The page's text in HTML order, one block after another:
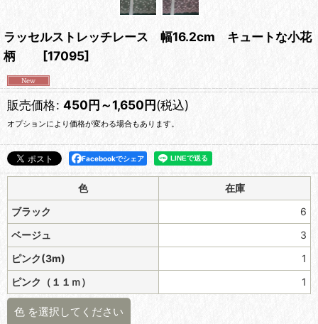
ラッセルストレッチレース 幅16.2cm キュートな小花
柄
[17095]
販売価格: 450円～1,650円(税込)
オプションにより価格が変わる場合もあります。
Facebookでシェア
色
在庫
ブラック
6
ベージュ
3
ピンク(3m)
1
ピンク（１１ｍ）
1
色 を選択してください